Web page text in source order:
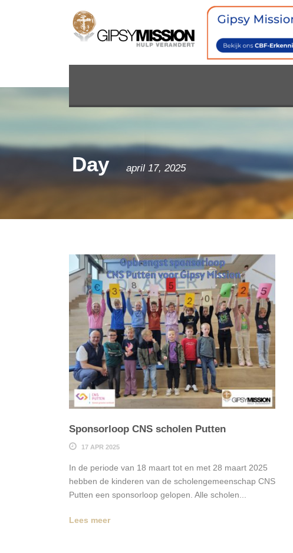
Day april 17, 2025
Sponsorloop CNS scholen Putten
17 APR 2025
In de periode van 18 maart tot en met 28 maart 2025
hebben de kinderen van de scholengemeenschap CNS
Putten een sponsorloop gelopen. Alle scholen...
Lees meer